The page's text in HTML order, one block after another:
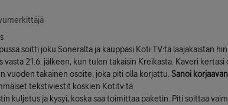
soitti joku Soneralta ja kauppasi Koti TV:tä laajakaistan
vasta 21.6. jälkeen, kun tulen takaisin Kreikasta. Kaveri
vuoden takainen osoite, joka piti olla korjattu. Sanoi
tekstiviestit koskien Kotitv:tä
kuljetus ja kysyi, koska saa toimittaa paketin. Piti soittaa